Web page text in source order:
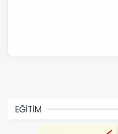
EĞİTİM